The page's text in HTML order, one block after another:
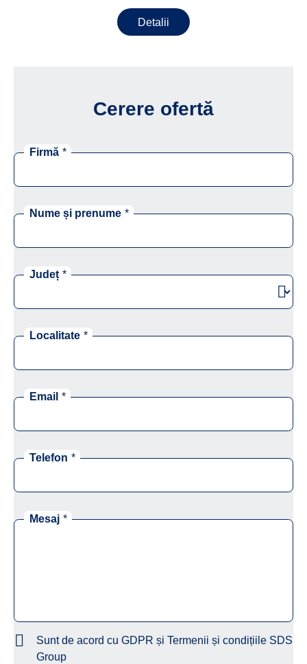
Detalii
Cerere ofertă
Firmă *
Nume și prenume *
Județ *
Localitate *
Email *
Telefon *
Mesaj *
Sunt de acord cu GDPR și Termenii și condițiile SDS
Group